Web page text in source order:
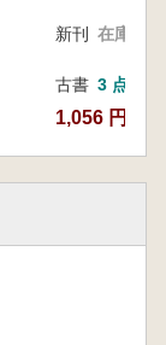
新刊 在庫なし
古書 3 点
1,056 円~